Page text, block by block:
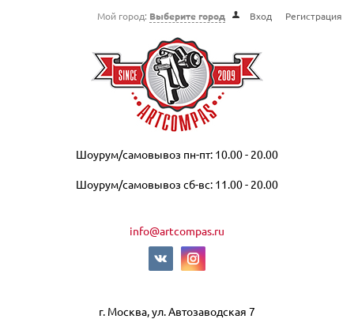
Мой город: Выберите город Вход Регистрация
Шоурум/самовывоз пн-пт: 10.00 - 20.00
Шоурум/самовывоз сб-вс: 11.00 - 20.00
info@artcompas.ru
г. Москва, ул. Автозаводская 7